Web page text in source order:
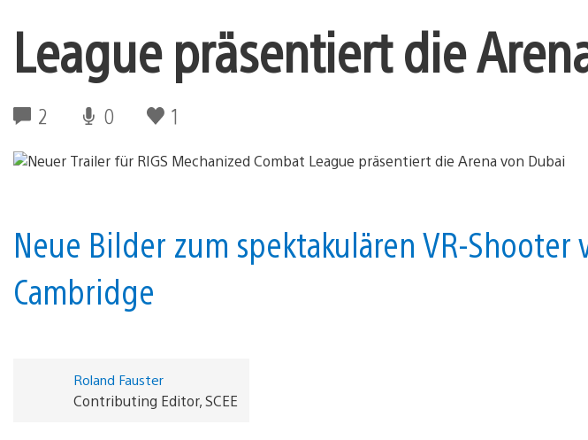
League präsentiert die
2 0 1
Neue Bilder zum spektakulären VR-Shooter
Cambridge
Roland Fauster
Contributing Editor, SCEE